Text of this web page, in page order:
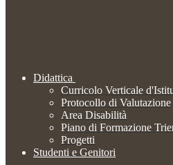
Didattica
Curricolo Verticale
Protocollo di Valutazione
Area Disabilità
Piano di Formazione
Progetti
Studenti e Genitori